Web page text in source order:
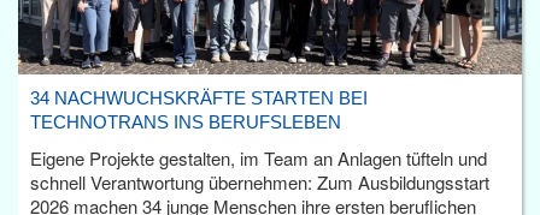
34 NACHWUCHSKRÄFTE STARTEN BEI
TECHNOTRANS INS BERUFSLEBEN
Eigene Projekte gestalten, im Team an Anlagen tüfteln und
schnell Verantwortung übernehmen: Zum Ausbildungsstart
2026 machen 34 junge Menschen ihre ersten beruflichen